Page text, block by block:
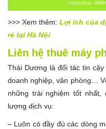
>>> Xem thêm: Lợi ích của
rẻ tại Hà Nội
Liên hệ thuê máy
Thái Dương là đối tác tin
doanh nghiệp, văn phòng…
những trải nghiệm tốt nhất,
lượng dịch vụ:
– Luôn có đầy đủ các dòng